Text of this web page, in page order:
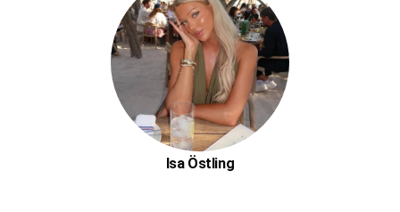
Isa Östling